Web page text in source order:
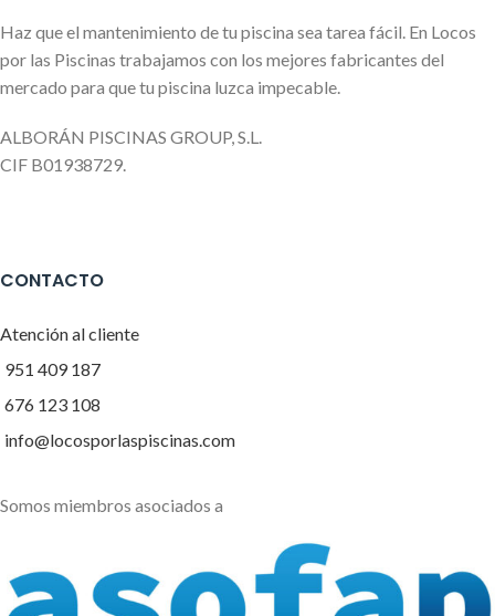
Haz que el mantenimiento de tu piscina sea tarea fácil. En Locos
por las Piscinas trabajamos con los mejores fabricantes del
mercado para que tu piscina luzca impecable.
ALBORÁN PISCINAS GROUP, S.L.
CIF B01938729.
CONTACTO
Atención al cliente
951 409 187
676 123 108
info@locosporlaspiscinas.com
Somos miembros asociados a